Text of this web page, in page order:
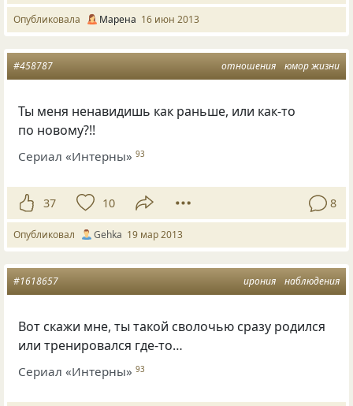
Опубликовала Марена 16 июн 2013
отношения юмор жизни
#458787
Ты меня ненавидишь как раньше, или как-то
по новому?!!
Сериал «Интерны» 93
37 10 8
Опубликовал Gehka 19 мар 2013
ирония наблюдения
#1618657
Вот скажи мне, ты такой сволочью сразу родился
или тренировался где-то…
Сериал «Интерны» 93